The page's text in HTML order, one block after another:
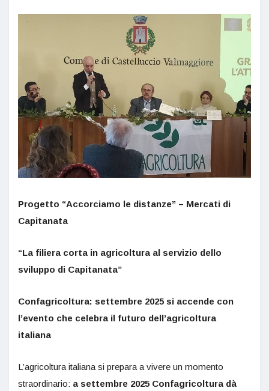
Progetto “Accorciamo le distanze” – Mercati di
Capitanata
“La filiera corta in agricoltura al servizio dello
sviluppo di Capitanata”
Confagricoltura: settembre 2025 si accende con
l’evento che celebra il futuro dell’agricoltura
italiana
L’agricoltura italiana si prepara a vivere un momento
straordinario: a settembre 2025 Confagricoltura dà